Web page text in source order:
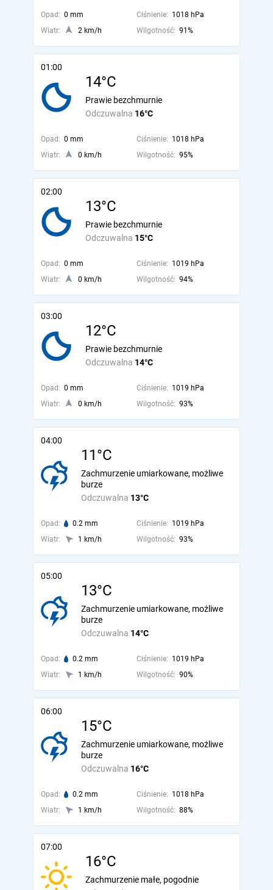
Opad: 0 mm Ciśnienie: 1018 hPa
Wiatr:
2 km/h Wilgotność: 91%
01:00
14°C
Odczuwalna 16°C
Prawie bezchmurnie
Opad: 0 mm Ciśnienie: 1018 hPa
Wiatr:
0 km/h Wilgotność: 95%
02:00
13°C
Odczuwalna 15°C
Prawie bezchmurnie
Opad: 0 mm Ciśnienie: 1019 hPa
Wiatr:
0 km/h Wilgotność: 94%
03:00
12°C
Odczuwalna 14°C
Prawie bezchmurnie
Opad: 0 mm Ciśnienie: 1019 hPa
Wiatr:
0 km/h Wilgotność: 93%
04:00
11°C
Odczuwalna 13°C
Zachmurzenie umiarkowane, możliwe
burze
Opad: 0.2 mm Ciśnienie: 1019 hPa
Wiatr:
1 km/h Wilgotność: 93%
05:00
13°C
Odczuwalna 14°C
Zachmurzenie umiarkowane, możliwe
burze
Opad: 0.2 mm Ciśnienie: 1019 hPa
Wiatr:
1 km/h Wilgotność: 90%
06:00
15°C
Odczuwalna 16°C
Zachmurzenie umiarkowane, możliwe
burze
Opad: 0.2 mm Ciśnienie: 1018 hPa
Wiatr:
1 km/h Wilgotność: 88%
07:00
16°C
Zachmurzenie małe, pogodnie